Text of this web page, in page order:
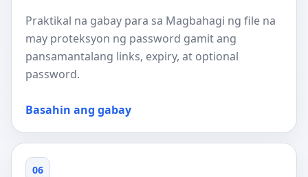
Praktikal na gabay para sa Magbahagi ng file na
may proteksyon ng password gamit ang
pansamantalang links, expiry, at optional
password.
Basahin ang gabay
06